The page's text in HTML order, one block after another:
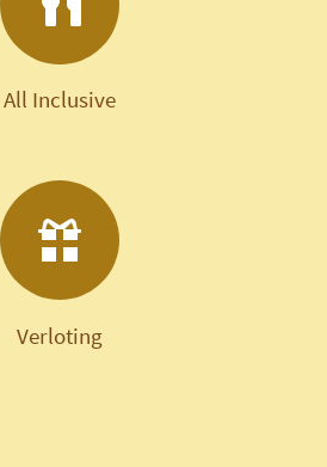
All Inclusive
Verloting